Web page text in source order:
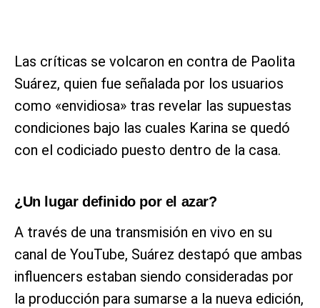
Las críticas se volcaron en contra de Paolita
Suárez, quien fue señalada por los usuarios
como «envidiosa» tras revelar las supuestas
condiciones bajo las cuales Karina se quedó
con el codiciado puesto dentro de la casa.
¿Un lugar definido por el azar?
A través de una transmisión en vivo en su
canal de YouTube, Suárez destapó que ambas
influencers estaban siendo consideradas por
la producción para sumarse a la nueva edición,